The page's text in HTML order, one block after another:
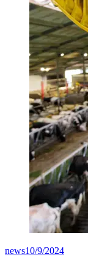
news10/9/2024